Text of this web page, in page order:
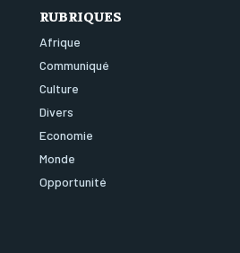
RUBRIQUES
Afrique
Communiqué
Culture
Divers
Economie
Monde
Opportunité